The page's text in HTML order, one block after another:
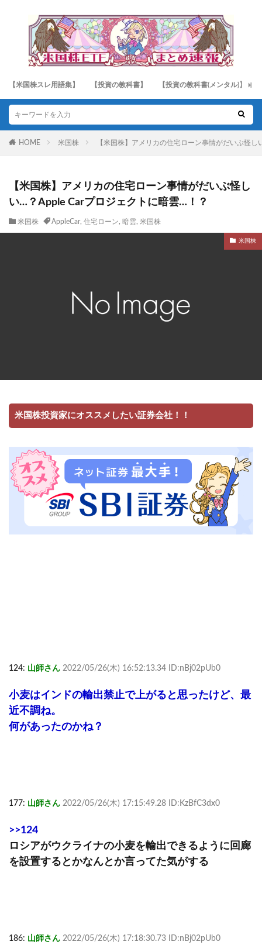
【米国株スレ用語集】 【投資の教科書】 【投資の教科書(メンタル)】
HOME 米国株 【米国株】アメリカの住宅ローン事情がだいぶ怪
【米国株】アメリカの住宅ローン事情がだいぶ怪し
い…？Apple Carプロジェクトに暗雲…！？
米国株 AppleCar, 住宅ローン, 暗雲, 米国株
米国株
米国株投資家にオススメしたい証券会社！！
124: 山師さん 2022/05/26(木) 16:52:13.34 ID:nBj02pUb0
小麦はインドの輸出禁止で上がると思ったけど、最
近不調ね。
何があったのかね？
177: 山師さん 2022/05/26(木) 17:15:49.28 ID:KzBfC3dx0
>>124
ロシアがウクライナの小麦を輸出できるように回廊
を設置するとかなんとか言ってた気がする
186: 山師さん 2022/05/26(木) 17:18:30.73 ID:nBj02pUb0